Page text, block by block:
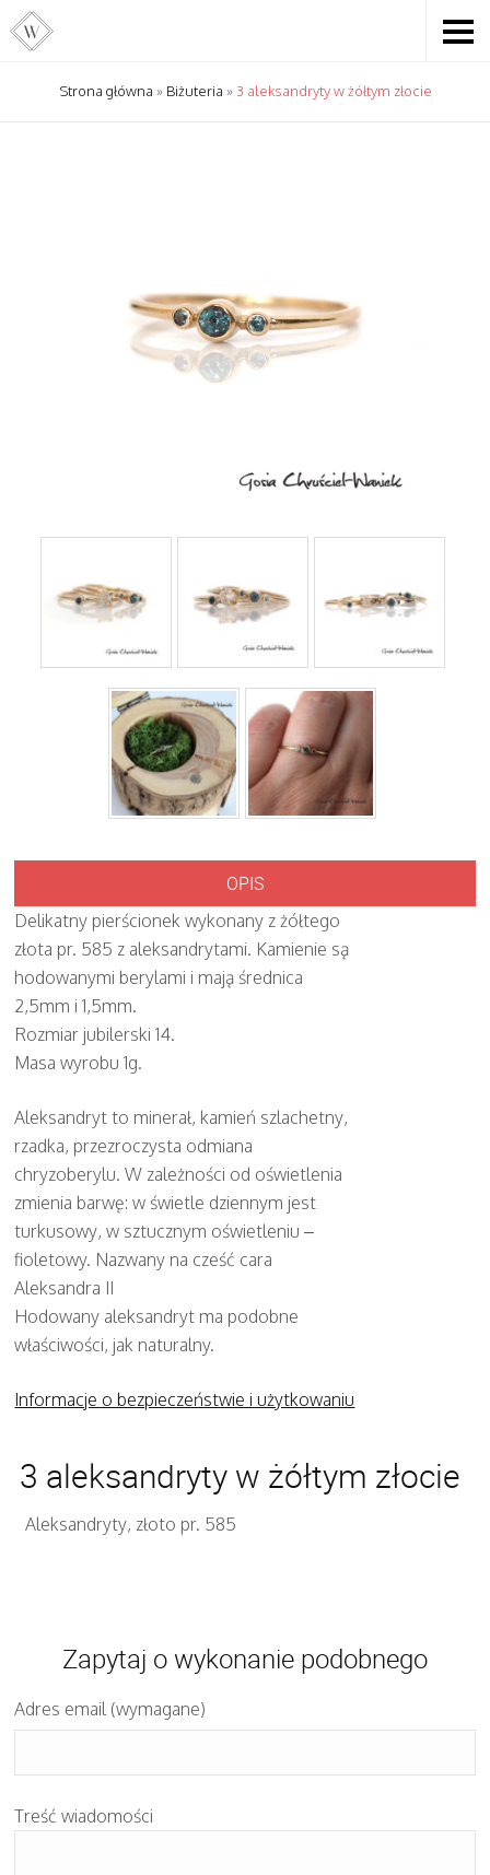
Strona główna » Biżuteria » 3 aleksandryty w żółtym złocie
OPIS
Delikatny pierścionek wykonany z żółtego
złota pr. 585 z aleksandrytami. Kamienie są
hodowanymi berylami i mają średnica
2,5mm i 1,5mm.
Rozmiar jubilerski 14.
Masa wyrobu 1g.
Aleksandryt to minerał, kamień szlachetny,
rzadka, przezroczysta odmiana
chryzoberylu. W zależności od oświetlenia
zmienia barwę: w świetle dziennym jest
turkusowy, w sztucznym oświetleniu –
fioletowy. Nazwany na cześć cara
Aleksandra II
Hodowany aleksandryt ma podobne
właściwości, jak naturalny.
Informacje o bezpieczeństwie i użytkowaniu
3 aleksandryty w żółtym złocie
Aleksandryty, złoto pr. 585
Zapytaj o wykonanie podobnego
Adres email (wymagane)
Treść wiadomości